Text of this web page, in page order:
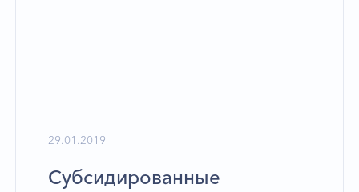
29.01.2019
Субсидированные